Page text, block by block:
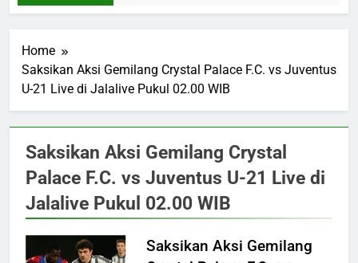
Home
Saksikan Aksi Gemilang Crystal Palace F.C. vs Juventus
U-21 Live di Jalalive Pukul 02.00 WIB
Saksikan Aksi Gemilang Crystal
Palace F.C. vs Juventus U-21 Live di
Jalalive Pukul 02.00 WIB
Saksikan Aksi Gemilang